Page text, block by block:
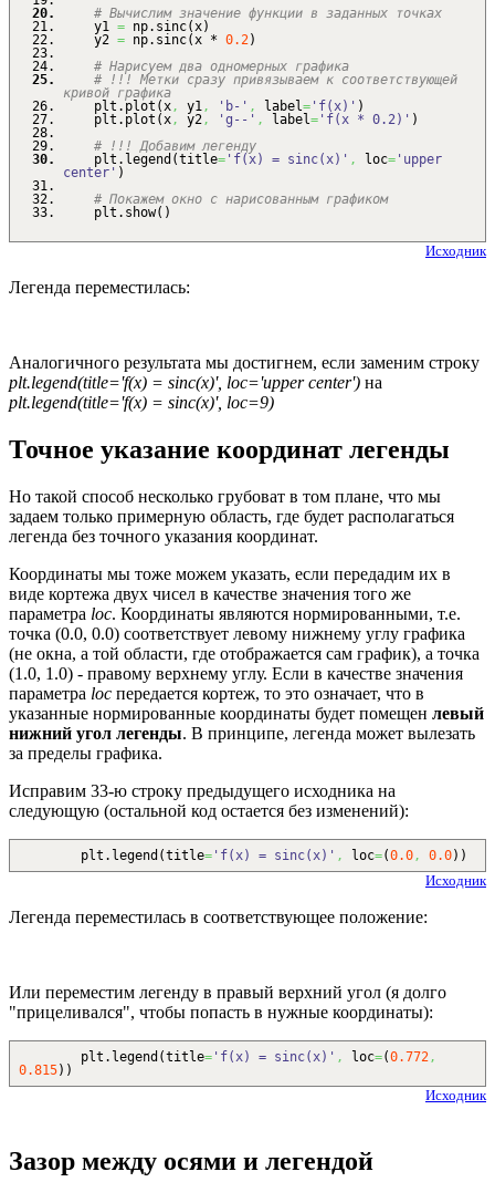
# Вычислим значение функции в заданных точках
y1 = np. sinc(x)
y2 = np. sinc(x * 0.2)
# Нарисуем два одномерных графика
# !!! Метки сразу привязываем к соответствующей
кривой графика
plt.plot (x, y1, 'b-' , label= 'f(x)' )
plt. plot (x, y2, 'g--' , label= 'f(x * 0.2)' )
# !!! Добавим легенду
plt. legend (title= 'f(x) = sinc(x)' , loc= 'upper
center' )
# Покажем окно с нарисованным графиком
plt. show( )
Исходник
Легенда переместилась:
Аналогичного результата мы достигнем, если заменим строку
plt.legend(title='f(x) = sinc(x)', loc='upper center') на
plt.legend(title='f(x) = sinc(x)', loc=9)
Точное указание координат легенды
Но такой способ несколько грубоват в том плане, что мы
задаем только примерную область, где будет располагаться
легенда без точного указания координат.
Координаты мы тоже можем указать, если передадим их в
виде кортежа двух чисел в качестве значения того же
параметра loc. Координаты являются нормированными, т.е.
точка (0.0, 0.0) соответствует левому нижнему углу графика
(не окна, а той области, где отображается сам график), а точка
(1.0, 1.0) - правому верхнему углу. Если в качестве значения
параметра loc передается кортеж, то это означает, что в
указанные нормированные координаты будет помещен левый
нижний угол легенды. В принципе, легенда может вылезать
за пределы графика.
Исправим 33-ю строку предыдущего исходника на
следующую (остальной код остается без изменений):
plt. legend (title= 'f(x) = sinc(x)' , loc=(0.0 , 0.0) )
Исходник
Легенда переместилась в соответствующее положение:
Или переместим легенду в правый верхний угол (я долго
"прицеливался", чтобы попасть в нужные координаты):
plt. legend (title= 'f(x) = sinc(x)' , loc=(0.772 ,
0.815) )
Исходник
Зазор между осями и легендой